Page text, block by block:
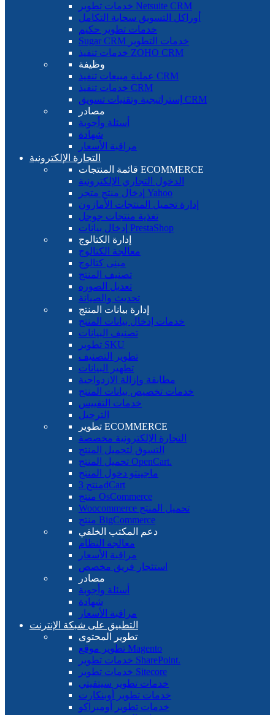
خدمات تطوير Netsuite CRM
أوراكل التسويق سحابة التكامل
خدمات تطوير حكيم
Sugar CRM خدمات التطوير
خدمات تنفيذ ZOHO CRM
وظيفة
عملية مبيعات تنفيذ CRM
خدمات تنفيذ CRM
إستراتيجية وتقنيات تسويق CRM
مصادر
أسئلة وأجوبة
شهادة
مراقبة الأسعار
التجارة الإلكترونية
قائمة المنتجات ECOMMERCE
الدخول التجاري الإلكترونية
إدخال منتج متجر Yahoo
إدارة تحميل المنتجات الأمازون
تغذية منتجات جوجل
إدخال بيانات PrestaShop
إدارة الكتالوج
معالجة الكتالوج
مبنى كتالوج
تصنيف المنتج
تعديل الصوره
تحديث والصيانة
إدارة بيانات المنتج
خدمات إدخال بيانات المنتج
تصنيف البيانات
تطوير SKU
تطوير التصنيف
تطهير البيانات
مطابقة وإزالة الازدواجية
خدمات تخصيص بيانات المنتج
خدمات التقييس
الترحيل
تطوير ECOMMERCE
التجارة الإلكترونية مخصصة
التسوق لتحميل المنتج
تحميل المنتج OpenCart.
ماجينتو دخول المنتج
منتج 3dCart
منتج OsCommerce
Woocommerce تحميل المنتج
منتج BigCommerce
دعم المكتب الخلفي
معالجة النظام
مراقبة الأسعار
استئجار فريق مخصص
مصادر
أسئلة وأجوبة
شهادة
مراقبة الأسعار
التطبيق على شبكة الإنترنت
تطوير المحتوى
تطوير موقع Magento
خدمات تطوير SharePoint.
خدمات تطوير Sitecore
خدمات تطوير سيتفيتي
خدمات تطوير أوبنكارت
خدمات تطوير أومبراكو